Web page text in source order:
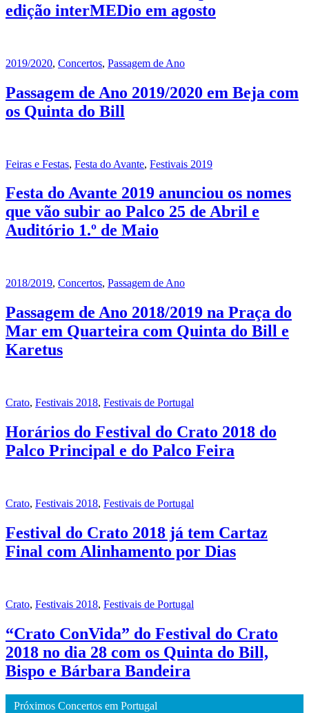
edição interMEDio em agosto
2019/2020, Concertos, Passagem de Ano
Passagem de Ano 2019/2020 em Beja com
os Quinta do Bill
Feiras e Festas, Festa do Avante, Festivais 2019
Festa do Avante 2019 anunciou os nomes
que vão subir ao Palco 25 de Abril e
Auditório 1.º de Maio
2018/2019, Concertos, Passagem de Ano
Passagem de Ano 2018/2019 na Praça do
Mar em Quarteira com Quinta do Bill e
Karetus
Crato, Festivais 2018, Festivais de Portugal
Horários do Festival do Crato 2018 do
Palco Principal e do Palco Feira
Crato, Festivais 2018, Festivais de Portugal
Festival do Crato 2018 já tem Cartaz
Final com Alinhamento por Dias
Crato, Festivais 2018, Festivais de Portugal
“Crato ConVida” do Festival do Crato
2018 no dia 28 com os Quinta do Bill,
Bispo e Bárbara Bandeira
Próximos Concertos em Portugal